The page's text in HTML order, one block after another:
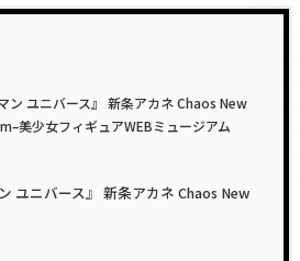
ン ユニバース』 新条アカネ Chaos New
美少女フィギュアWEBミュージアム
ユニバース』 新条アカネ Chaos New